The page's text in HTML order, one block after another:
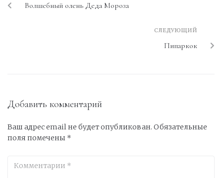
Волшебный олень Деда Мороза
СЛЕДУЮЩИЙ
Пипаркок
Добавить комментарий
Ваш адрес email не будет опубликован. Обязательные
поля помечены *